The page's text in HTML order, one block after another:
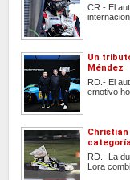
CR.- El
Un
Méndez
RD.- El
emotivo
RD.- La
Lora